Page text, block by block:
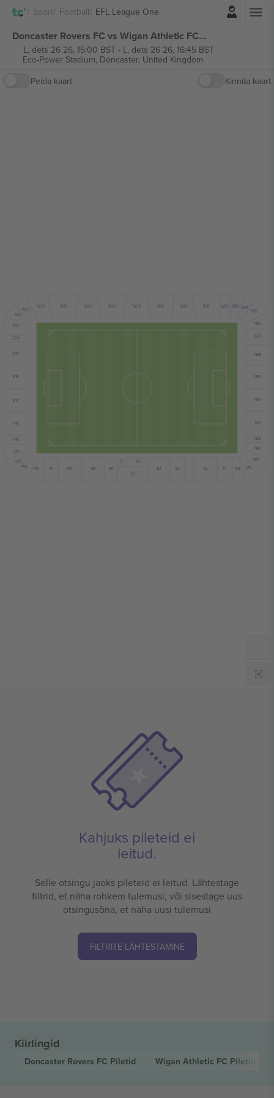
Sport Football EFL League OneLogi sisse
Doncaster Rovers FC vs Wigan Athletic FC EFL League One piletid
L, dets 26 26, 15:00 BST- L, dets 26 26, 16:45 BST
Eco-Power Stadium, Doncaster, United Kingdom
Peida kaart
Kinnita kaart
S13
S14
S15
S16
S17
S18
S19
S20
S21
S22
W23 W24 W25 W26 W27 W28 W29 W30 W31 W32 W33 N34
N35
N36
N37
N38
N39
N40
N41
N42
N43
N44
E1
E2
E3
E4
E5
E6
E7
E8
E9 E45
E46
F10
F11
F12
F13
Kahjuks pileteid ei
leitud.
Selle otsingu jaoks pileteid ei leitud. Lähtestage
filtrid, et näha rohkem tulemusi, või sisestage uus
otsingusõna, et näha uusi tulemusi
FILTRITE LÄHTESTAMINE
Kiirlingid
Doncaster Rovers FC Piletid Wigan Athletic FC Piletid